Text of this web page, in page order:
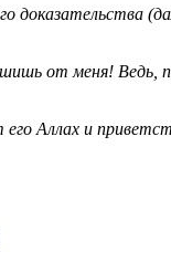
доказательства
от меня! Ведь,
его Аллах и